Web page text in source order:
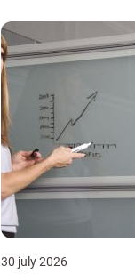
30 july 2026